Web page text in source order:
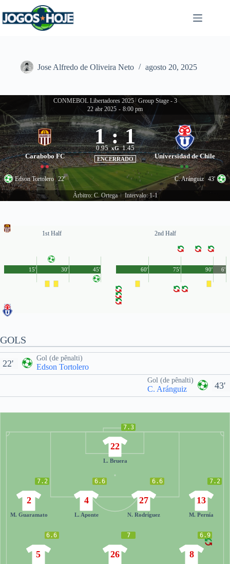
para
o
Jose Alfredo de Oliveira Neto agosto 20, 2025
CONMEBOL Libertadores 2025
Group Stage - 3
22 abr 2025 - 8:00 pm
Carabobo FC
1 : 1
0.95 xG 1.45
ENCERRADO Universidad de Chile
Edson Tortolero 22' C. Aránguiz 43'
Árbitro: C. Ortega Intervalo: 1-1
1st Half
45'
15' 30'
2nd Half
90'
60' 75' 6'
GOLS
Gol (de pênalti)
Edson Tortolero
22'
43'
Gol (de pênalti)
C. Aránguiz
7.3
22
L. Bruera
7.2
13
M. Pernía
6.6
27
N. Rodríguez
6.6
4
L. Aponte
7.2
2
M. Guaramato
6.9
8
7
26
6.6
5